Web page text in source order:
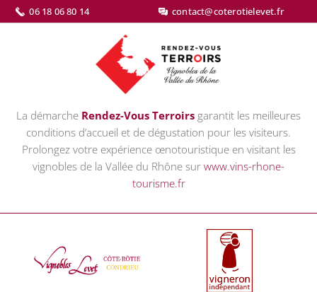
06 18 06 80 14 contact@coterotielevet.fr
La démarche Rendez-Vous Terroirs garantit les meilleures
conditions d’accueil et de dégustation pour les visiteurs.
Prolongez votre expérience œnotouristique en visitant les
vignobles de la Vallée du Rhône sur www.vins-rhone-
tourisme.fr